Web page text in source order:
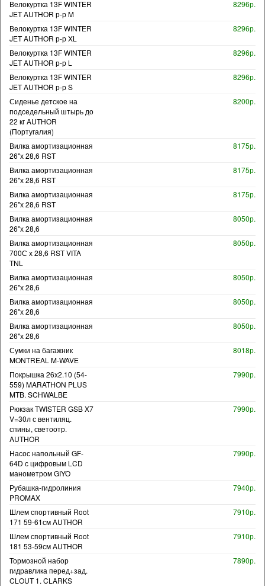
Велокуртка 13F WINTER
JET AUTHOR р-р M
8296р.
Велокуртка 13F WINTER
JET AUTHOR р-р XL
8296р.
Велокуртка 13F WINTER
JET AUTHOR р-р L
8296р.
Велокуртка 13F WINTER
JET AUTHOR р-р S
8296р.
Сиденье детское на
подседельный штырь до
22 кг AUTHOR
(Португалия)
8200р.
Вилка амортизационная
26"х 28,6 RST
8175р.
Вилка амортизационная
26"х 28,6 RST
8175р.
Вилка амортизационная
26"х 28,6 RST
8175р.
Вилка амортизационная
26"х 28,6
8050р.
Вилка амортизационная
700С х 28,6 RST VITA
TNL
8050р.
Вилка амортизационная
26"х 28,6
8050р.
Вилка амортизационная
26"х 28,6
8050р.
Вилка амортизационная
26"х 28,6
8050р.
Сумки на багажник
MONTREAL M-WAVE
8018р.
Покрышка 26x2.10 (54-
559) MARATHON PLUS
MTB. SCHWALBE
7990р.
Рюкзак TWISTER GSB X7
V=30л с вентиляц.
спины, светоотр.
AUTHOR
7990р.
Насос напольный GF-
64D с цифровым LCD
манометром GIYO
7990р.
Рубашка-гидролиния
PROMAX
7940р.
Шлем спортивный Root
171 59-61см AUTHOR
7910р.
Шлем спортивный Root
181 53-59см AUTHOR
7910р.
Тормозной набор
гидравлика перед+зад.
CLOUT 1. CLARKS
7890р.